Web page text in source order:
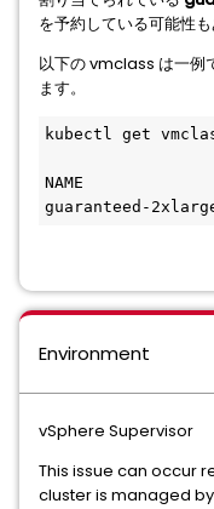
を予約している可能性も
以下の vmclass は一例
ます。
kubectl get
NAME
guaranteed-
Environment
vSphere Supervisor
This issue can occur
cluster is managed